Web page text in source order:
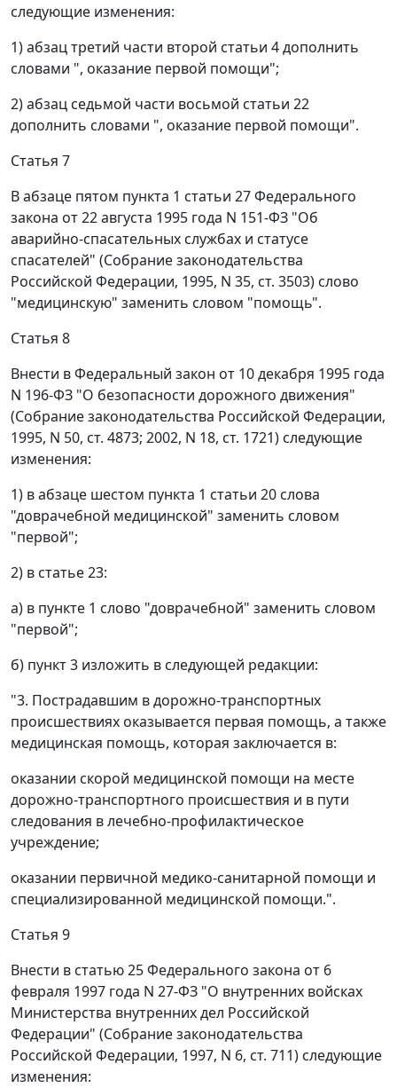
следующие изменения:
1) абзац третий части второй статьи 4 дополнить
словами ", оказание первой помощи";
2) абзац седьмой части восьмой статьи 22
дополнить словами ", оказание первой помощи".
Статья 7
В абзаце пятом пункта 1 статьи 27 Федерального
закона от 22 августа 1995 года N 151-ФЗ "Об
аварийно-спасательных службах и статусе
спасателей" (Собрание законодательства
Российской Федерации, 1995, N 35, ст. 3503) слово
"медицинскую" заменить словом "помощь".
Статья 8
Внести в Федеральный закон от 10 декабря 1995 года
N 196-ФЗ "О безопасности дорожного движения"
(Собрание законодательства Российской Федерации,
1995, N 50, ст. 4873; 2002, N 18, ст. 1721) следующие
изменения:
1) в абзаце шестом пункта 1 статьи 20 слова
"доврачебной медицинской" заменить словом
"первой";
2) в статье 23:
а) в пункте 1 слово "доврачебной" заменить словом
"первой";
б) пункт 3 изложить в следующей редакции:
"3. Пострадавшим в дорожно-транспортных
происшествиях оказывается первая помощь, а также
медицинская помощь, которая заключается в:
оказании скорой медицинской помощи на месте
дорожно-транспортного происшествия и в пути
следования в лечебно-профилактическое
учреждение;
оказании первичной медико-санитарной помощи и
специализированной медицинской помощи.".
Статья 9
Внести в статью 25 Федерального закона от 6
февраля 1997 года N 27-ФЗ "О внутренних войсках
Министерства внутренних дел Российской
Федерации" (Собрание законодательства
Российской Федерации, 1997, N 6, ст. 711) следующие
изменения: